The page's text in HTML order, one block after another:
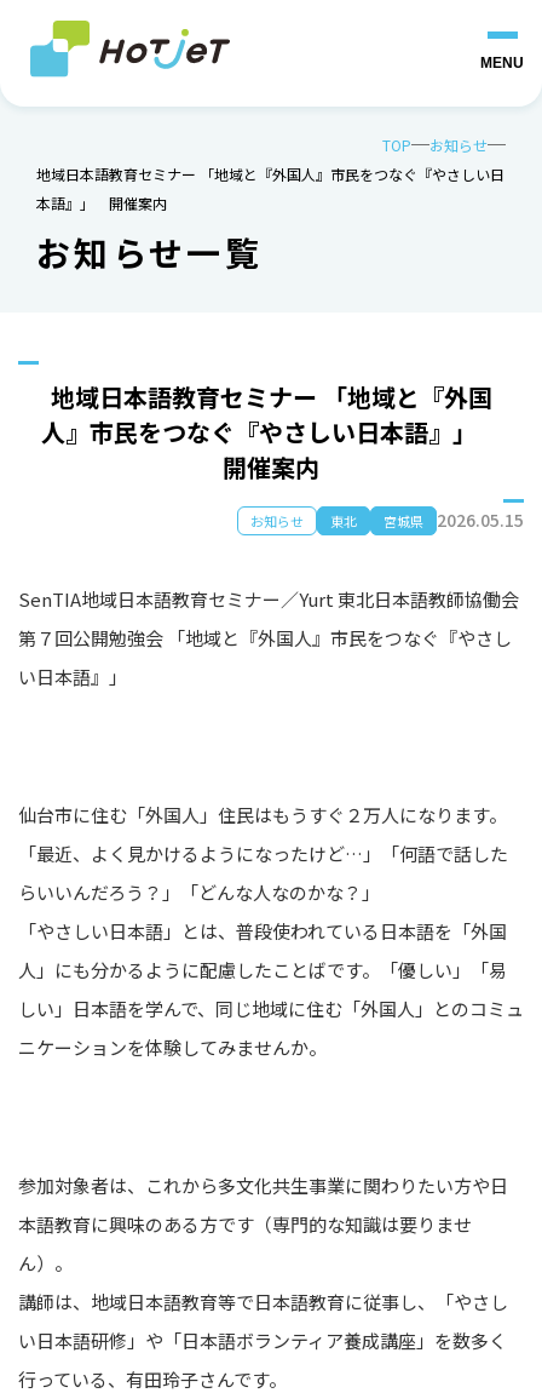
MENU
お知らせ一覧
TOP
お知らせ
地域日本語教育セミナー 「地域と『外国人』市民をつなぐ『やさしい日
本語』」 開催案内
地域日本語教育セミナー 「地域と『外国
人』市民をつなぐ『やさしい日本語』」
開催案内
お知らせ 東北 宮城県 2026.05.15
SenTIA地域日本語教育セミナー／Yurt 東北日本語教師協働会
第７回公開勉強会 「地域と『外国人』市民をつなぐ『やさし
い日本語』」
仙台市に住む「外国人」住民はもうすぐ２万人になります。
「最近、よく見かけるようになったけど…」「何語で話した
らいいんだろう？」「どんな人なのかな？」
「やさしい日本語」とは、普段使われている日本語を「外国
人」にも分かるように配慮したことばです。「優しい」「易
しい」日本語を学んで、同じ地域に住む「外国人」とのコミュ
ニケーションを体験してみませんか。
参加対象者は、これから多文化共生事業に関わりたい方や日
本語教育に興味のある方です（専門的な知識は要りませ
ん）。
講師は、地域日本語教育等で日本語教育に従事し、「やさし
い日本語研修」や「日本語ボランティア養成講座」を数多く
行っている、有田玲子さんです。